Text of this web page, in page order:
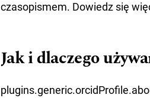
czasopismem. Dowiedz się
Jak i dlaczego